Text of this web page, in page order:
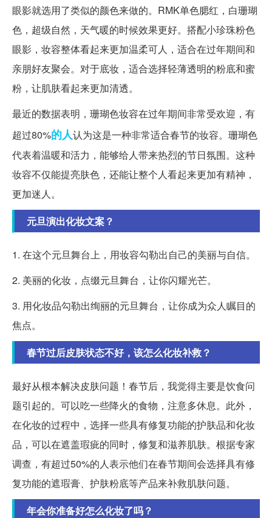
眼影就选用了类似的颜色来做的。RMK单色腮红，白珊瑚
色，超级自然，天气暖的时候效果更好。搭配小珍珠粉色
眼影，妆容整体看起来更加温柔可人，适合在过年期间和
亲朋好友聚会。对于底妆，适合选择轻薄透明的粉底和蜜
粉，让肌肤看起来更加清透。
最近的数据表明，珊瑚色妆容在过年期间非常受欢迎，有
超过80%的人认为这是一种非常适合春节的妆容。珊瑚色
代表着温暖和活力，能够给人带来热烈的节日氛围。这种
妆容不仅能提亮肤色，还能让整个人看起来更加有精神，
更加迷人。
元旦演出化妆文案？
1. 在这个元旦舞台上，用妆容勾勒出自己的美丽与自信。
2. 美丽的化妆，点缀元旦舞台，让你闪耀光芒。
3. 用化妆品勾勒出绚丽的元旦舞台，让你成为众人瞩目的
焦点。
春节过后皮肤状态不好，该怎么化妆补救？
最好从根本解决皮肤问题！春节后，我觉得主要是饮食问
题引起的。可以吃一些降火的食物，注意多休息。此外，
在化妆的过程中，选择一些具有修复功能的护肤品和化妆
品，可以在遮盖瑕疵的同时，修复和滋养肌肤。根据专家
调查，有超过50%的人表示他们在春节期间会选择具有修
复功能的遮瑕膏、护肤粉底等产品来补救肌肤问题。
年会你准备好怎么化妆了吗？